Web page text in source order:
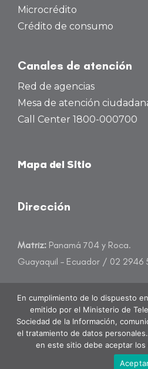
Microcrédito
Crédito de consumo
Canales de atención
Red de agencias
Mesa de atención
Call Center 1800-000700
Mapa del Sitio
Dirección
Matriz: Panamá 704 y Roca.
Guayaquil – Ecuador / 02 2946
BanEcuador B.P. Todos los
En cumplimiento de lo dispuesto
emitido por el Ministerio de
Sociedad de la Información,
el tratamiento de datos
en este sitio debe aceptar los